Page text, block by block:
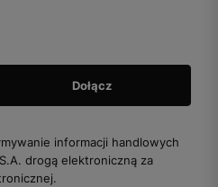
informacji handlowych
drogą elektroniczną za